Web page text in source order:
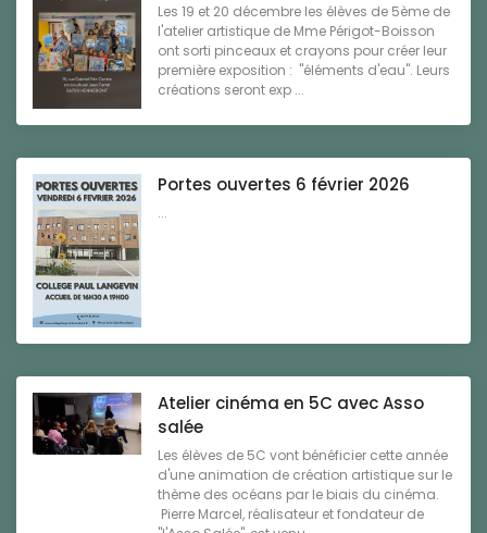
Les 19 et 20 décembre les élèves de 5ème de
l'atelier artistique de Mme Périgot-Boisson
ont sorti pinceaux et crayons pour créer leur
première exposition : "éléments d'eau". Leurs
créations seront exp ...
Portes ouvertes 6 février 2026
...
Atelier cinéma en 5C avec Asso
salée
Les élèves de 5C vont bénéficier cette année
d'une animation de création artistique sur le
thème des océans par le biais du cinéma.
Pierre Marcel, réalisateur et fondateur de